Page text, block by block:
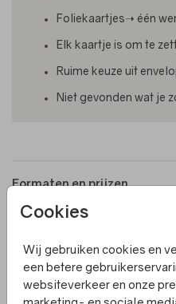
Cookies
Wij gebruiken cookies en
een betere
websiteverkeer en onze
Foliekaartjes➝ één
Elk kaartje is om te
Ruime keuze uit
Niet gevonden wat je
Formaten en prijzen
Productinformatie
Omschrijving